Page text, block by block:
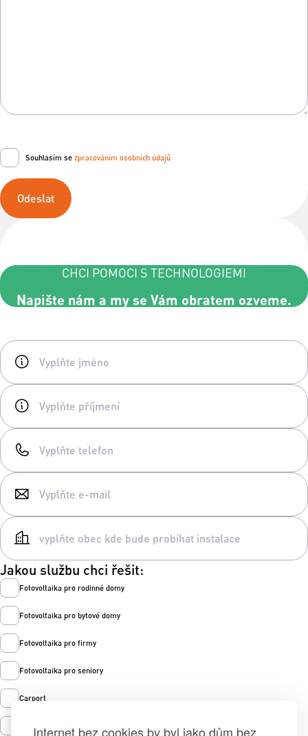
Internet bez cookies by byl jako dům bez
Souhlasím se zpracováním osobních údajů
Odeslat
CHCI POMOCI S TECHNOLOGIEMI
Napište nám a my se Vám obratem ozveme.
Jakou službu chci řešit:
Fotovoltaika pro rodinné domy
Fotovoltaika pro bytové domy
Fotovoltaika pro firmy
Fotovoltaika pro seniory
Carport